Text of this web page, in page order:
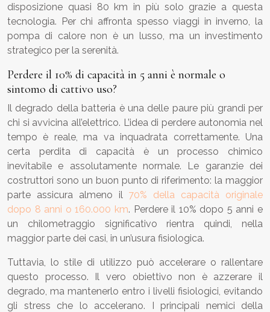
disposizione quasi 80 km in più solo grazie a questa
tecnologia. Per chi affronta spesso viaggi in inverno, la
pompa di calore non è un lusso, ma un investimento
strategico per la serenità.
Perdere il 10% di capacità in 5 anni è normale o
sintomo di cattivo uso?
Il degrado della batteria è una delle paure più grandi per
chi si avvicina all’elettrico. L’idea di perdere autonomia nel
tempo è reale, ma va inquadrata correttamente. Una
certa perdita di capacità è un processo chimico
inevitabile e assolutamente normale. Le garanzie dei
costruttori sono un buon punto di riferimento: la maggior
parte assicura almeno il 70% della capacità originale
dopo 8 anni o 160.000 km. Perdere il 10% dopo 5 anni e
un chilometraggio significativo rientra quindi, nella
maggior parte dei casi, in un’usura fisiologica.
Tuttavia, lo stile di utilizzo può accelerare o rallentare
questo processo. Il vero obiettivo non è azzerare il
degrado, ma mantenerlo entro i livelli fisiologici, evitando
gli stress che lo accelerano. I principali nemici della